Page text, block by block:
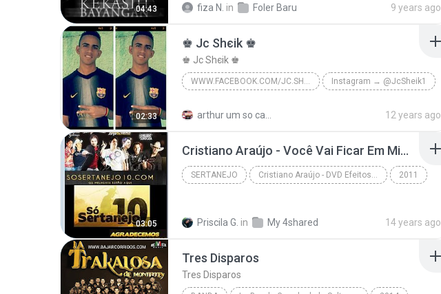
04:43 fiza N. in Foler Baru 9 years ago
02:33
♚ Jc Shєik ♚
♚ Jc Shєik ♚
WWW.FACEBOOK.COM/JC.SHEIK.98 Instagram → @JcSheik1
12 years ago
03:05
Cristiano Araújo - Você Vai Ficar Em Mim.mp3
SERTANEJO Cristiano Araújo - DVD Efeitos | www.sosertanejo10.com 2011
Priscila G. in My 4shared 14 years ago
Tres Disparos
Tres Disparos